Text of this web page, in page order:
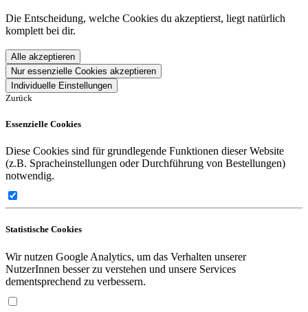
Die Entscheidung, welche Cookies du akzeptierst, liegt natürlich
komplett bei dir.
Alle akzeptieren
Nur essenzielle Cookies akzeptieren
Individuelle Einstellungen
Zurück
Essenzielle Cookies
Diese Cookies sind für grundlegende Funktionen dieser Website
(z.B. Spracheinstellungen oder Durchführung von Bestellungen)
notwendig.
Statistische Cookies
Wir nutzen Google Analytics, um das Verhalten unserer
NutzerInnen besser zu verstehen und unsere Services
dementsprechend zu verbessern.